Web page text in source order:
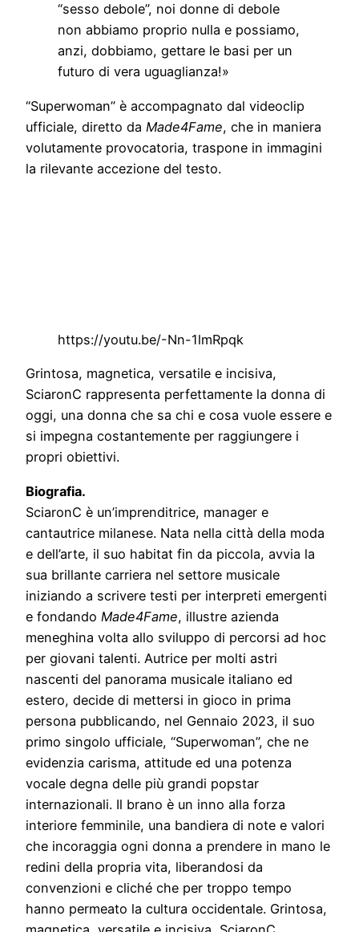
“sesso debole”, noi donne di debole
non abbiamo proprio nulla e possiamo,
anzi, dobbiamo, gettare le basi per un
futuro di vera uguaglianza!»
“Superwoman” è accompagnato dal videoclip
ufficiale, diretto da Made4Fame, che in maniera
volutamente provocatoria, traspone in immagini
la rilevante accezione del testo.
https://youtu.be/-Nn-1lmRpqk
Grintosa, magnetica, versatile e incisiva,
SciaronC rappresenta perfettamente la donna di
oggi, una donna che sa chi e cosa vuole essere e
si impegna costantemente per raggiungere i
propri obiettivi.
Biografia.
SciaronC è un’imprenditrice, manager e
cantautrice milanese. Nata nella città della moda
e dell’arte, il suo habitat fin da piccola, avvia la
sua brillante carriera nel settore musicale
iniziando a scrivere testi per interpreti emergenti
e fondando Made4Fame, illustre azienda
meneghina volta allo sviluppo di percorsi ad hoc
per giovani talenti. Autrice per molti astri
nascenti del panorama musicale italiano ed
estero, decide di mettersi in gioco in prima
persona pubblicando, nel Gennaio 2023, il suo
primo singolo ufficiale, “Superwoman”, che ne
evidenzia carisma, attitude ed una potenza
vocale degna delle più grandi popstar
internazionali. Il brano è un inno alla forza
interiore femminile, una bandiera di note e valori
che incoraggia ogni donna a prendere in mano le
redini della propria vita, liberandosi da
convenzioni e cliché che per troppo tempo
hanno permeato la cultura occidentale. Grintosa,